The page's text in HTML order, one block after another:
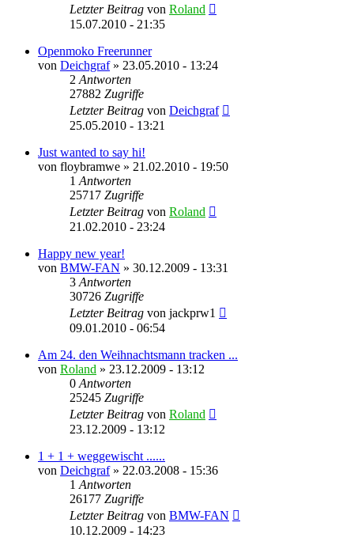
Letzter Beitrag von Roland
15.07.2010 - 21:35
Openmoko Freerunner
von Deichgraf» 23.05.2010 - 13:24
2 Antworten
27882 Zugriffe
Letzter Beitrag von Deichgraf
25.05.2010 - 13:21
Just wanted to say hi!
von floybramwe » 21.02.2010 - 19:50
1 Antworten
25717 Zugriffe
Letzter Beitrag von Roland
21.02.2010 - 23:24
Happy new year!
von BMW-FAN » 30.12.2009 - 13:31
3 Antworten
30726 Zugriffe
Letzter Beitrag von jackprw1
09.01.2010 - 06:54
Am 24. den Weihnachtsmann tracken ...
von Roland » 23.12.2009 - 13:12
0 Antworten
25245 Zugriffe
Letzter Beitrag von Roland
23.12.2009 - 13:12
1 + 1 + weggewischt ......
von Deichgraf» 22.03.2008 - 15:36
1 Antworten
26177 Zugriffe
Letzter Beitrag von BMW-FAN
10.12.2009 - 14:23